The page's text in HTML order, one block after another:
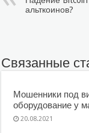
альткоинов?
Связанные
Мошенники под
оборудование у
20.08.2021